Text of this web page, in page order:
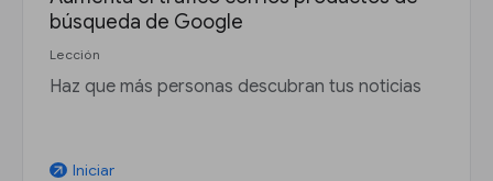
búsqueda de Google
Lección
Haz que más personas descubran tus noticias
arrow_outward Iniciar